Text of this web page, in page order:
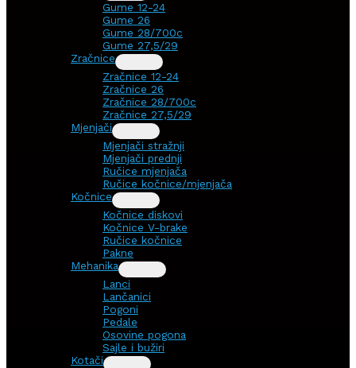
Gume 12-24
Gume 26
Gume 28/700c
Gume 27,5/29
Zračnice
Zračnice 12-24
Zračnice 26
Zračnice 28/700c
Zračnice 27,5/29
Mjenjači
Mjenjači stražnji
Mjenjači prednji
Ručice mjenjača
Ručice kočnice/mjenjača
Kočnice
Kočnice diskovi
Kočnice V-brake
Ručice kočnice
Pakne
Mehanika
Lanci
Lančanici
Pogoni
Pedale
Osovine pogona
Sajle i bužiri
Kotači